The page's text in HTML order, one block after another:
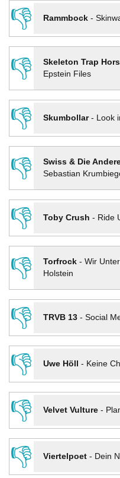
👎
Rammbock-
👎
Skeleton Trap
Epstein Files
👎
Skumbollar- Look
👎
Swiss & Die
Sebastian
👎
Toby Crush - Ride
👎
Torfrock- Wir
Holstein
👎
TRVB 13- Social
👎
Uwe Höll - Keine
👎
Velvet Vulture-
👎
Viertelpoet- Dein